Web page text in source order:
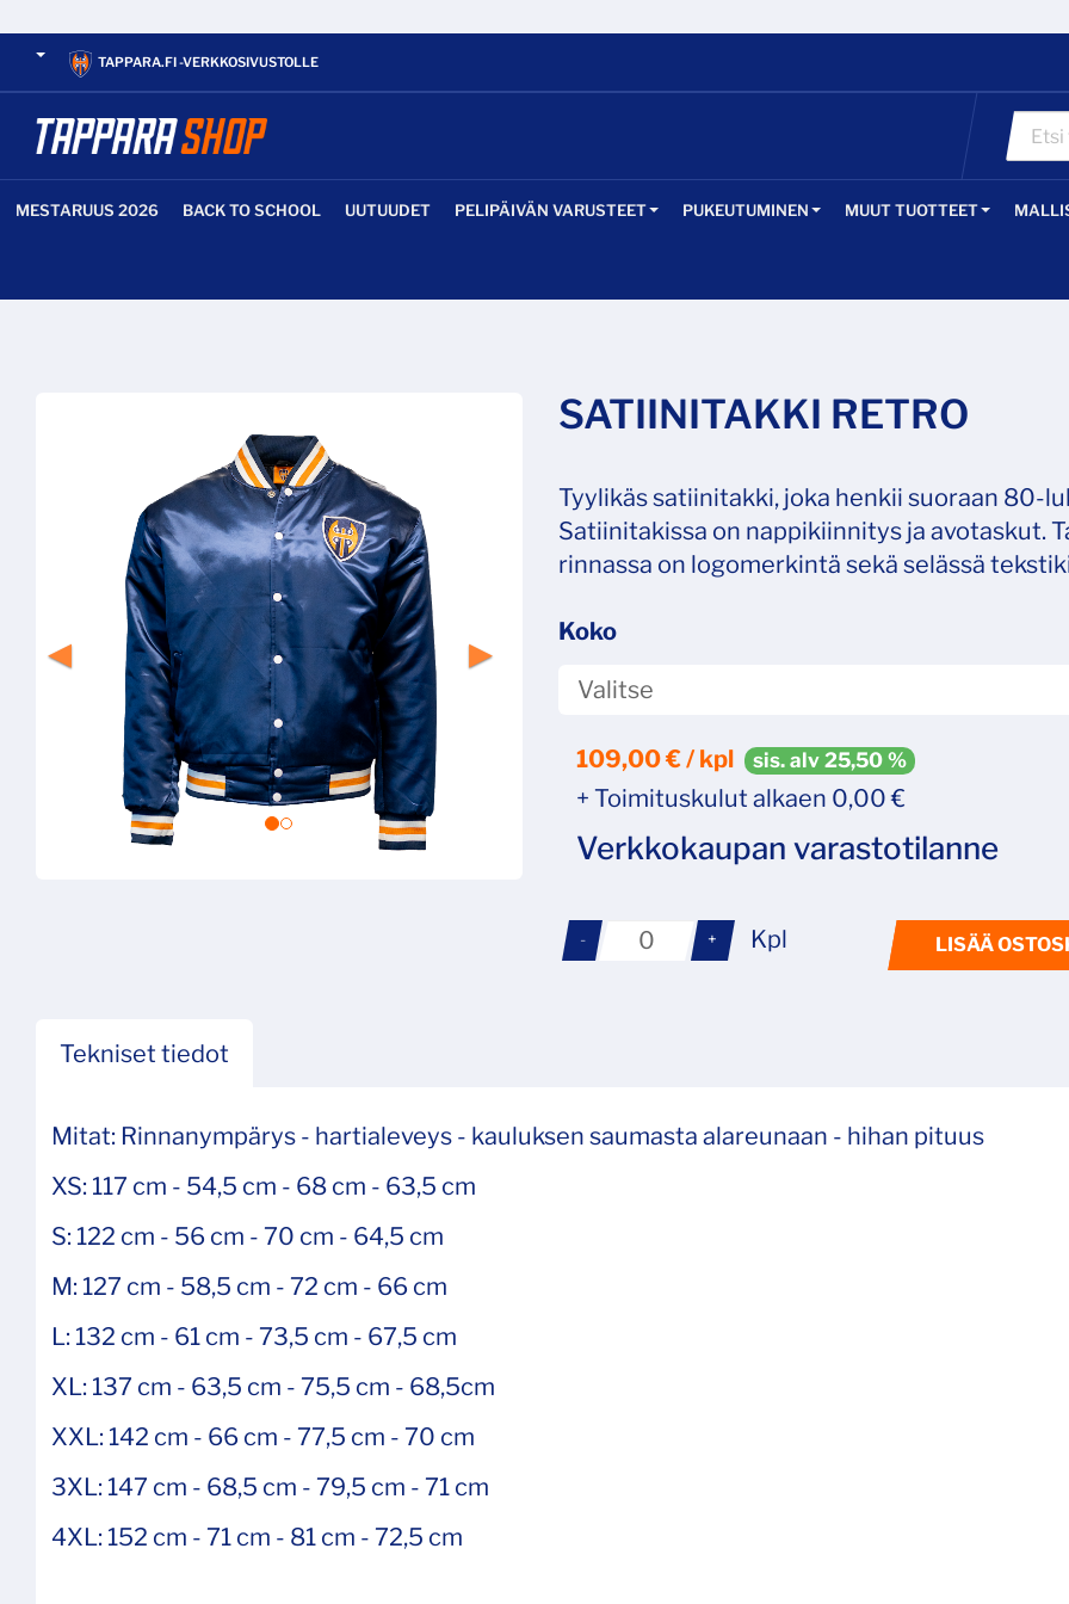
TAPPARA.FI -VERKKOSIVUSTOLLE
MESTARUUS 2026 BACK TO SCHOOL UUTUUDET PELIPÄIVÄN VARUSTEET PUKEUTUMINEN MUUT TUOTTEET
SATIINITAKKI RETRO
Tyylikäs satiinitakki, joka henkii suoraan 80-
Satiinitakissa on nappikiinnitys ja avotaskut.
rinnassa on logomerkintä sekä selässä
Koko
109,00€ / kpl sis. alv 25,50 %
+ Toimituskulut alkaen 0,00 €
Verkkokaupan varastotilanne
- + Kpl LISÄÄ
Tekniset tiedot
Mitat: Rinnanympärys - hartialeveys - kauluksen saumasta alareunaan - hihan pituus
XS: 117 cm - 54,5 cm - 68 cm - 63,5 cm
S: 122 cm - 56 cm - 70 cm - 64,5 cm
M: 127 cm - 58,5 cm - 72 cm - 66 cm
L: 132 cm - 61 cm - 73,5 cm - 67,5 cm
XL: 137 cm - 63,5 cm - 75,5 cm - 68,5cm
XXL: 142 cm - 66 cm - 77,5 cm - 70 cm
3XL: 147 cm - 68,5 cm - 79,5 cm - 71 cm
4XL: 152 cm - 71 cm - 81 cm - 72,5 cm